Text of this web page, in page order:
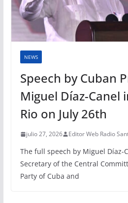
NEWS
Speech by Cuban
Miguel Díaz-Canel
Rio on July 26th
julio 27, 2026 Editor Web Radio
The full speech by Miguel Díaz-
Secretary of the Central
Party of Cuba and